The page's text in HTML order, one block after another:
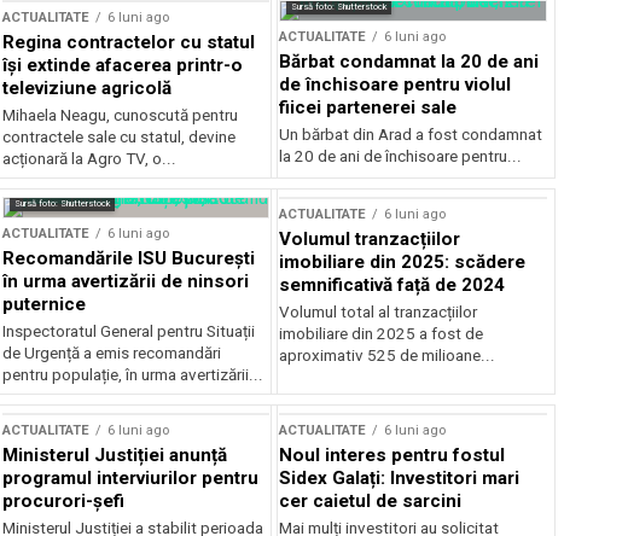
ACTUALITATE 6 luni ago
Regina contractelor cu statul
își extinde afacerea printr-o
televiziune agricolă
Mihaela Neagu, cunoscută pentru
contractele sale cu statul, devine
acționară la Agro TV, o...
Sursă foto: Shutterstock
ACTUALITATE 6 luni ago
Bărbat condamnat la 20 de ani
de închisoare pentru violul
fiicei partenerei sale
Un bărbat din Arad a fost condamnat
la 20 de ani de închisoare pentru...
Sursă foto: Shutterstock
ACTUALITATE 6 luni ago
Recomandările ISU București
în urma avertizării de ninsori
puternice
Inspectoratul General pentru Situații
de Urgență a emis recomandări
pentru populație, în urma avertizării...
ACTUALITATE 6 luni ago
Volumul tranzacțiilor
imobiliare din 2025: scădere
semnificativă față de 2024
Volumul total al tranzacțiilor
imobiliare din 2025 a fost de
aproximativ 525 de milioane...
ACTUALITATE 6 luni ago
Ministerul Justiției anunță
programul interviurilor pentru
procurori-șefi
Ministerul Justiției a stabilit perioada
ACTUALITATE 6 luni ago
Noul interes pentru fostul
Sidex Galați: Investitori mari
cer caietul de sarcini
Mai mulți investitori au solicitat